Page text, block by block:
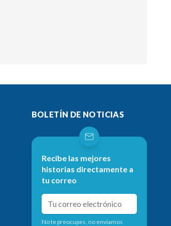
BOLETÍN DE NOTICIAS
Recibe las mejores
historias directamente a
tu correo
No te preocupes, no enviamos